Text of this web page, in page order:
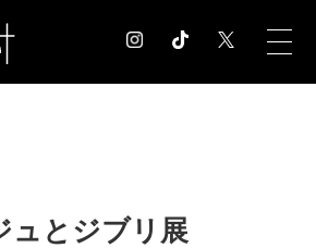
展覧会情報
ュとジブリ展